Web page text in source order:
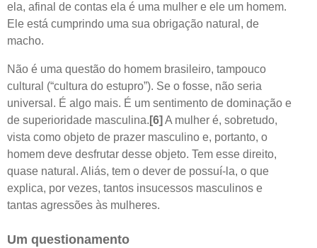
ela, afinal de contas ela é uma mulher e ele um homem.
Ele está cumprindo uma sua obrigação natural, de
macho.
Não é uma questão do homem brasileiro, tampouco
cultural (“cultura do estupro”). Se o fosse, não seria
universal. É algo mais. É um sentimento de dominação e
de superioridade masculina. [6] A mulher é, sobretudo,
vista como objeto de prazer masculino e, portanto, o
homem deve desfrutar desse objeto. Tem esse direito,
quase natural. Aliás, tem o dever de possuí-la, o que
explica, por vezes, tantos insucessos masculinos e
tantas agressões às mulheres.
Um questionamento